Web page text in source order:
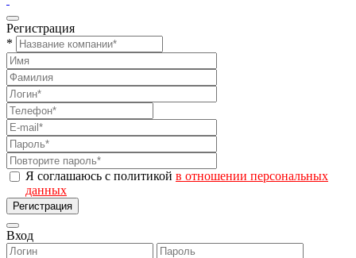
Регистрация
*
Я соглашаюсь с политикой в отношении персональных
данных
Регистрация
Вход